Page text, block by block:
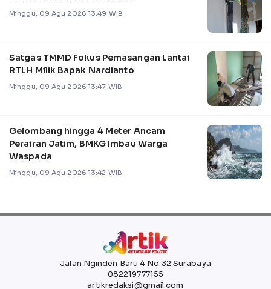
Minggu, 09 Agu 2026 13:49 WIB
Satgas TMMD Fokus Pemasangan Lantai
RTLH Milik Bapak Nardianto
Minggu, 09 Agu 2026 13:47 WIB
Gelombang hingga 4 Meter Ancam
Perairan Jatim, BMKG Imbau Warga
Waspada
Minggu, 09 Agu 2026 13:42 WIB
Jalan Nginden Baru 4 No 32 Surabaya
082219777155
artikredaksi@gmail.com